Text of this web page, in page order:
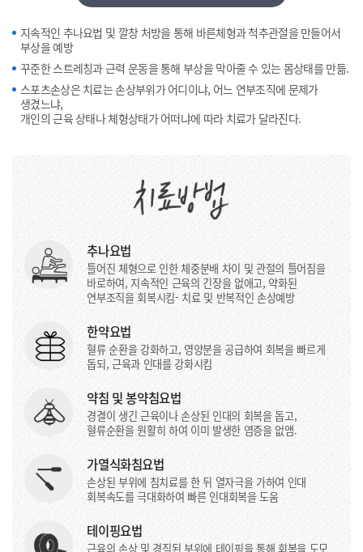
지속적인 추나요법 및 깔창 처방을 통해 바른체형과 척추관절을 만들어서
부상을 예방
꾸준한 스트레칭과 근력 운동을 통해 부상을 막아줄 수 있는 몸상태를 만듦.
스포츠손상은 치료는 손상부위가 어디이냐, 어느 연부조직에 문제가
생겼느냐,
개인의 근육 상태나 체형상태가 어떠냐에 따라 치료가 달라진다.
추나요법
틀어진 체형으로 인한 체중분배 차이 및 관절의 틀어짐을
바로하여, 지속적인 근육의 긴장을 없애고, 약화된
연부조직을 회복시킴- 치료 및 반복적인 손상예방
한약요법
혈류 순환을 강화하고, 영양분을 공급하여 회복을 빠르게
돕되, 근육과 인대를 강화시킴
약침 및 봉약침요법
경결이 생긴 근육이나 손상된 인대의 회복을 돕고,
혈류순환을 원활히 하여 이미 발생한 염증을 없앰.
가열식화침요법
손상된 부위에 침치료를 한 뒤 열자극을 가하여 인대
회복속도를 극대화하여 빠른 인대회복을 도움
테이핑요법
근육의 손상 및 경직된 부위에 테이핑을 통해 회복을 도모